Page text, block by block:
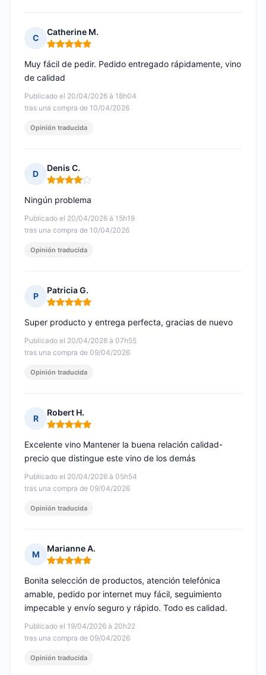
C
Catherine M.
Nota: 5 de 5
Publicado el 20/04/2026 à 18h04
tras una compra de 10/04/2026
Muy fácil de pedir. Pedido entregado rápidamente, vino
de calidad
Opinión traducida
D
Denis C.
Nota: 4 de 5
Publicado el 20/04/2026 à 15h19
tras una compra de 10/04/2026
Ningún problema
Opinión traducida
P
Patricia G.
Nota: 5 de 5
Publicado el 20/04/2026 à 07h55
tras una compra de 09/04/2026
Super producto y entrega perfecta, gracias de nuevo
Opinión traducida
R
Robert H.
Nota: 5 de 5
Publicado el 20/04/2026 à 05h54
tras una compra de 09/04/2026
Excelente vino Mantener la buena relación calidad-
precio que distingue este vino de los demás
Opinión traducida
M
Marianne A.
Nota: 5 de 5
Publicado el 19/04/2026 à 20h22
tras una compra de 09/04/2026
Bonita selección de productos, atención telefónica
amable, pedido por internet muy fácil, seguimiento
impecable y envío seguro y rápido. Todo es calidad.
Opinión traducida